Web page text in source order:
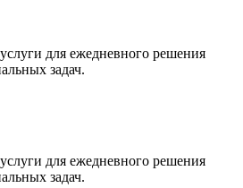
для ежедневного решения
задач.
для ежедневного решения
задач.